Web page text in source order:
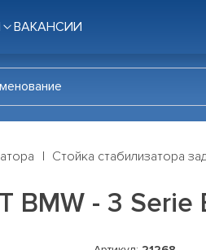
ВАКАНСИИ
Стойка стабилизатора
- 3 Serie